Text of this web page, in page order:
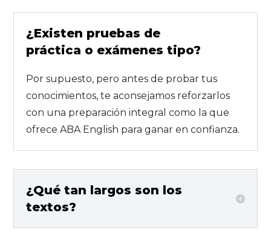
¿Existen pruebas de
práctica o exámenes tipo?
Por supuesto, pero antes de probar tus
conocimientos, te aconsejamos reforzarlos
con una preparación integral como la que
ofrece ABA English para ganar en confianza.
¿Qué tan largos son los
textos?